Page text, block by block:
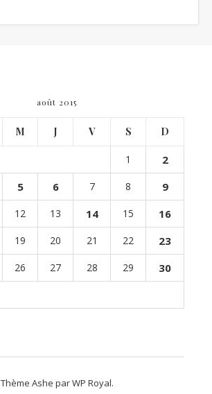
août 2015
M J V S D
1
2
5 6 7 8
9
12 13 14 15 16
19 20 21 22 23
26 27 28 29 30
Thème Ashe parWP Royal.